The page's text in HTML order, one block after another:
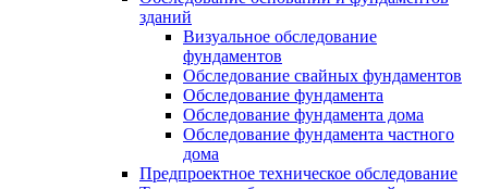
зданий
Визуальное обследование
фундаментов
Обследование свайных фундаментов
Обследование фундамента
Обследование фундамента дома
Обследование фундамента частного
дома
Предпроектное техническое обследование